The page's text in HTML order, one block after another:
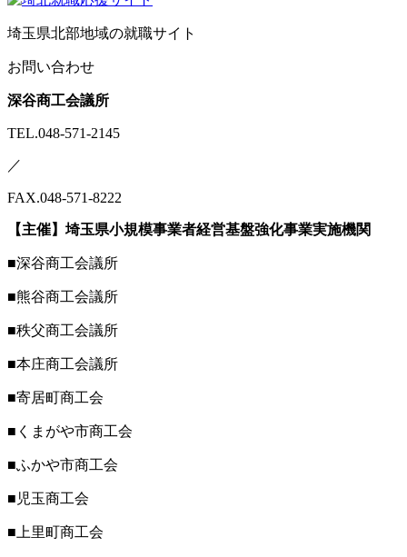
埼玉県北部地域の就職サイト
お問い合わせ
深谷商工会議所
TEL.048-571-2145
／
FAX.048-571-8222
【主催】埼玉県小規模事業者経営基盤強化事業実施機関
■深谷商工会議所
■熊谷商工会議所
■秩父商工会議所
■本庄商工会議所
■寄居町商工会
■くまがや市商工会
■ふかや市商工会
■児玉商工会
■上里町商工会